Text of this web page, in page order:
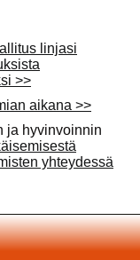
linjasi
>>
aikana >>
ja hyvinvoinnin
yhteydessä